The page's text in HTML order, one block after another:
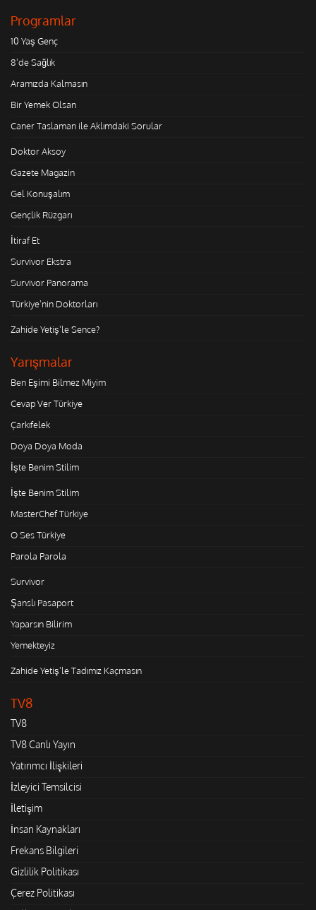
Programlar
10 Yaş Genç
8'de Sağlık
Aramızda Kalmasın
Bir Yemek Olsan
Caner Taslaman ile Aklımdaki Sorular
Doktor Aksoy
Gazete Magazin
Gel Konuşalım
Gençlik Rüzgarı
İtiraf Et
Survivor Ekstra
Survivor Panorama
Türkiye'nin Doktorları
Zahide Yetiş'le Sence?
Yarışmalar
Ben Eşimi Bilmez Miyim
Cevap Ver Türkiye
Çarkıfelek
Doya Doya Moda
İşte Benim Stilim
İşte Benim Stilim
MasterChef Türkiye
O Ses Türkiye
Parola Parola
Survivor
Şanslı Pasaport
Yaparsın Bilirim
Yemekteyiz
Zahide Yetiş'le Tadımız Kaçmasın
TV8
TV8
TV8 Canlı Yayın
Yatırımcı İlişkileri
İzleyici Temsilcisi
İletişim
İnsan Kaynakları
Frekans Bilgileri
Gizlilik Politikası
Çerez Politikası